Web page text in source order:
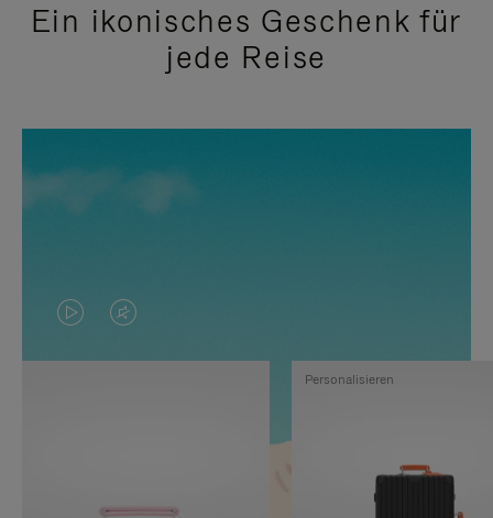
Ein ikonisches Geschenk für
jede Reise
DAS
VIDEO
VIDEO
IST
Personalisieren